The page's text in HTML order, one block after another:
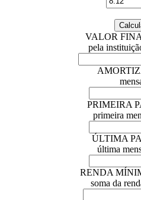
VALOR
pela
PRIMEIRA
primeira
ÚLTIMA
última
RENDA
soma da